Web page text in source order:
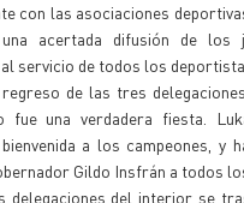
con las asociaciones
acertada difusión de los
servicio de todos los
de las tres
fue una verdadera fiesta.
a los campeones, y
Gildo Insfrán a todos
delegaciones del interior se